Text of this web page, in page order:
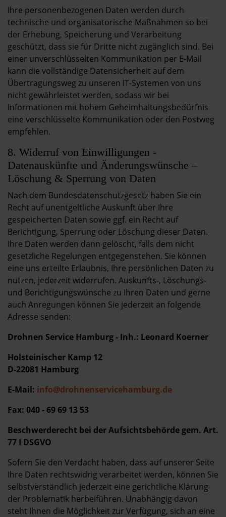
Ihre personenbezogenen Daten werden durch
technische und organisatorische Maßnahmen so bei
der Erhebung, Speicherung und Verarbeitung
geschützt, dass sie für Dritte nicht zugänglich sind. Bei
einer unverschlüsselten Kommunikation per E-Mail
kann die vollständige Datensicherheit auf dem
Übertragungsweg zu unseren IT-Systemen von uns
nicht gewährleistet werden, sodass wir bei
Informationen mit hohem Geheimhaltungsbedürfnis
eine verschlüsselte Kommunikation oder den Postweg
empfehlen.
8. Widerruf von Einwilligungen -
Datenauskünfte und Änderungswünsche –
Löschung & Sperrung von Daten
Nach dem Bundesdatenschutzgesetz haben Sie ein
Recht auf unentgeltliche Auskunft über Ihre
gespeicherten Daten sowie ggf. ein Recht auf
Berichtigung, Sperrung oder Löschung dieser Daten.
Ihre Daten werden dann gelöscht, falls dem nicht
gesetzliche Regelungen entgegenstehen. Sie können
eine uns erteilte Erlaubnis, Ihre persönlichen Daten zu
nutzen, jederzeit widerrufen. Auskunfts-, Löschungs-
und Berichtigungswünsche zu Ihren Daten und gerne
auch Anregungen können Sie jederzeit an folgende
Adresse senden:
Drohnen Service Hamburg - Inh.: Leonard Koerner
Holsteinischer Kamp 12
D-22081 Hamburg
E-Mail: info@drohnenservicehamburg.de
Fax: 040 - 69 69 13 53
Beschwerderecht bei der Aufsichtsbehörde gem. Art.
77 I DSGVO
Sofern Sie den Verdacht haben, dass auf unserer Seite
Ihre Daten rechtswidrig verarbeitet werden, können Sie
selbstverständlich jederzeit eine gerichtliche Klärung
der Problematik herbeiführen. Unabhängig davon
steht Ihnen die Möglichkeit zur Verfügung, sich an eine